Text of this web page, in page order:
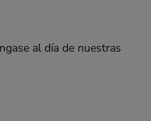
al día de nuestras